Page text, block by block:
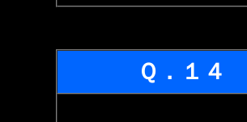
Ｑ．１４